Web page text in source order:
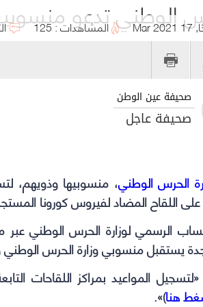
الوطني تدعو
المشاهدات : 125
صحيفة عين الوطن
صحيفة عاجل
الحرس الوطني، منسوبيها وذويهم،
اللقاح المضاد لفيروس كورونا
يستقبل منسوبي وزارة الحرس
هنا)».